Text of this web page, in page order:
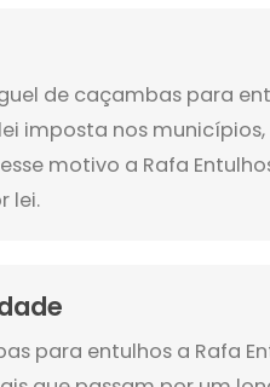
de caçambas para
imposta nos
motivo a Rafa
lei.
para entulhos a Rafa